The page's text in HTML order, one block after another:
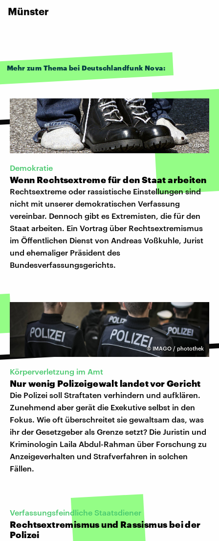
Münster
Mehr zum Thema bei Deutschlandfunk Nova:
©dpa
Demokratie
Wenn Rechtsextreme für den Staat arbeiten
Rechtsextreme oder rassistische Einstellungen sind
nicht mit unserer demokratischen Verfassung
vereinbar. Dennoch gibt es Extremisten, die für den
Staat arbeiten. Ein Vortrag über Rechtsextremismus
im Öffentlichen Dienst von Andreas Voßkuhle, Jurist
und ehemaliger Präsident des
Bundesverfassungsgerichts.
© IMAGO / photothek
Körperverletzung im Amt
Nur wenig Polizeigewalt landet vor Gericht
Die Polizei soll Straftaten verhindern und aufklären.
Zunehmend aber gerät die Exekutive selbst in den
Fokus. Wie oft überschreitet sie gewaltsam das, was
ihr der Gesetzgeber als Grenze setzt? Die Juristin und
Kriminologin Laila Abdul-Rahman über Forschung zu
Anzeigeverhalten und Strafverfahren in solchen
Fällen.
Verfassungsfeindliche Staatsdiener
Rechtsextremismus und Rassismus bei der
Polizei